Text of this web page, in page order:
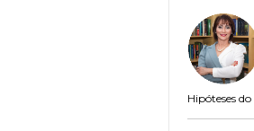
Hipóteses